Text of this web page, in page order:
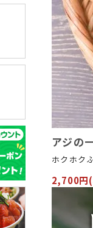
アジの
ホクホク
2,700円